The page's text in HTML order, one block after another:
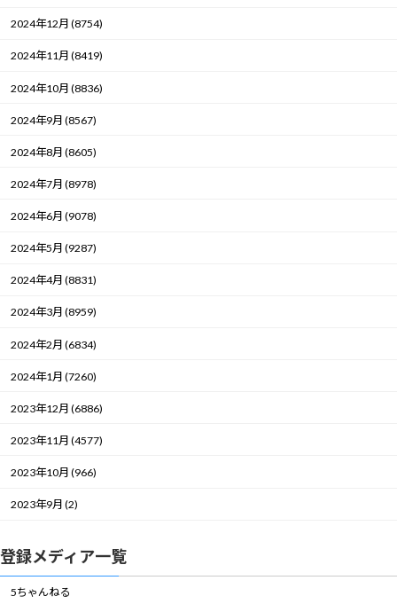
2024年12月 (8754)
2024年11月 (8419)
2024年10月 (8836)
2024年9月 (8567)
2024年8月 (8605)
2024年7月 (8978)
2024年6月 (9078)
2024年5月 (9287)
2024年4月 (8831)
2024年3月 (8959)
2024年2月 (6834)
2024年1月 (7260)
2023年12月 (6886)
2023年11月 (4577)
2023年10月 (966)
2023年9月 (2)
登録メディア一覧
5ちゃんねる